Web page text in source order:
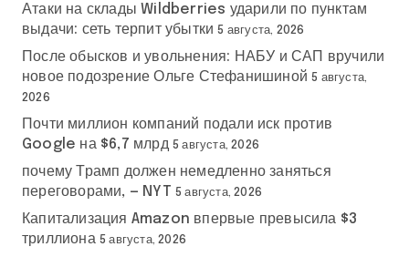
Атаки на склады Wildberries ударили по пунктам
выдачи: сеть терпит убытки 5 августа, 2026
После обысков и увольнения: НАБУ и САП вручили
новое подозрение Ольге Стефанишиной 5 августа,
2026
Почти миллион компаний подали иск против
Google на $6,7 млрд 5 августа, 2026
почему Трамп должен немедленно заняться
переговорами, — NYT 5 августа, 2026
Капитализация Amazon впервые превысила $3
триллиона 5 августа, 2026